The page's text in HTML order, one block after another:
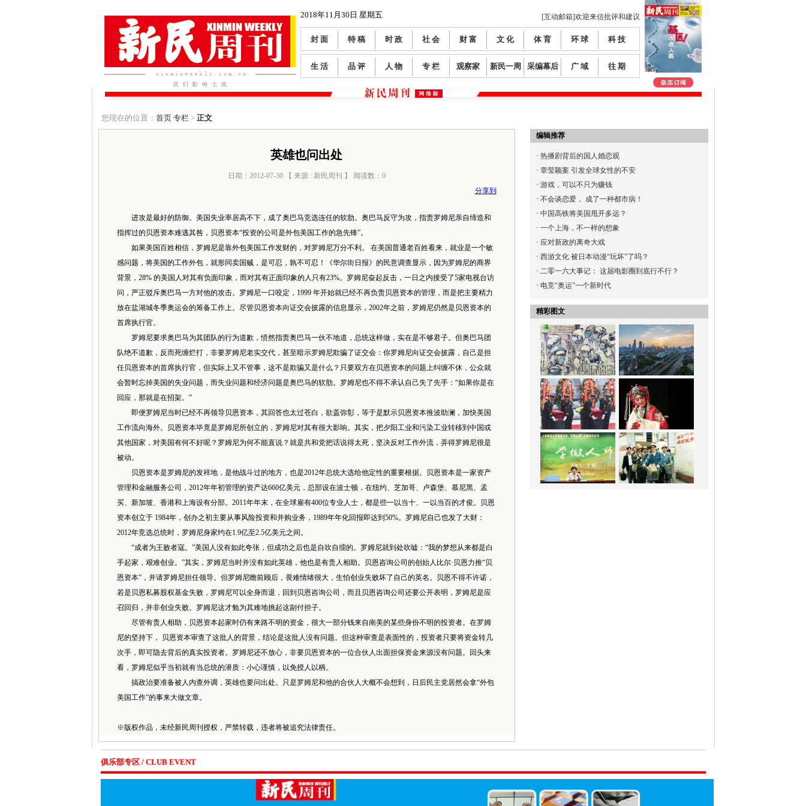
2018年11月30日 星期五 [互动邮箱]欢迎来信批评和建议
封 面 特 稿 时 政 社 会 财 富 文 化 体 育 环 球 科 技
生 活 品 评 人 物 专 栏 观察家 新民一周 采编幕后 广 域 往 期
您现在的位置： 首页 专栏> 正文
英雄也问出处
日期：2012-07-30 【 来源 : 新民周刊 】 阅读数： 0
分享到
进攻是最好的防御。美国失业率居高不下，成了奥巴马竞选连任的软肋。奥巴马反守为攻，指责罗姆尼亲自缔造和
指挥过的贝恩资本难逃其咎，贝恩资本“投资的公司是外包美国工作的急先锋”。
如果美国百姓相信，罗姆尼是靠外包美国工作发财的，对罗姆尼万分不利。 在美国普通老百姓看来，就业是一个敏
感问题，将美国的工作外包，就形同卖国贼，是可忍，孰不可忍！《华尔街日报》的民意调查显示，因为罗姆尼的商界
背景，28% 的美国人对其有负面印象，而对其有正面印象的人只有23%。罗姆尼奋起反击，一日之内接受了5家电视台访
问，严正驳斥奥巴马一方对他的攻击。罗姆尼一口咬定，1999 年开始就已经不再负责贝恩资本的管理，而是把主要精力
放在盐湖城冬季奥运会的筹备工作上。尽管贝恩资本向证交会披露的信息显示，2002年之前，罗姆尼仍然是贝恩资本的
首席执行官。
罗姆尼要求奥巴马为其团队的行为道歉，愤然指责奥巴马一伙不地道，总统这样做，实在是不够君子。但奥巴马团
队绝不道歉，反而死缠烂打，非要罗姆尼老实交代，甚至暗示罗姆尼欺骗了证交会：你罗姆尼向证交会披露，自己是担
任贝恩资本的首席执行官，但实际上又不管事，这不是欺骗又是什么？只要双方在贝恩资本的问题上纠缠不休，公众就
会暂时忘掉美国的失业问题，而失业问题和经济问题是奥巴马的软肋。罗姆尼也不得不承认自己失了先手：“如果你是在
回应，那就是在招架。”
即便罗姆尼当时已经不再领导贝恩资本，其回答也太过苍白，欲盖弥彰，等于是默示贝恩资本推波助澜，加快美国
工作流向海外。贝恩资本毕竟是罗姆尼所创立的，罗姆尼对其有很大影响。其实，把夕阳工业和污染工业转移到中国或
其他国家，对美国有何不好呢？罗姆尼为何不能直说？就是共和党把话说得太死，坚决反对工作外流，弄得罗姆尼很是
被动。
贝恩资本是罗姆尼的发祥地，是他战斗过的地方，也是2012年总统大选给他定性的重要根据。贝恩资本是一家资产
管理和金融服务公司，2012年年初管理的资产达660亿美元，总部设在波士顿，在纽约、芝加哥、卢森堡、慕尼黑、孟
买、新加坡、香港和上海设有分部。2011年年末，在全球雇有400位专业人士，都是些一以当十、一以当百的才俊。贝恩
资本创立于 1984年，创办之初主要从事风险投资和并购业务，1989年年化回报即达到50%。罗姆尼自己也发了大财：
2012年竞选总统时，罗姆尼身家约在1.9亿至2.5亿美元之间。
“成者为王败者寇。”美国人没有如此夸张，但成功之后也是自吹自擂的。罗姆尼就到处吹嘘：“我的梦想从来都是白
手起家，艰难创业。”其实，罗姆尼当时并没有如此英雄，他也是有贵人相助。贝恩咨询公司的创始人比尔·贝恩力推“贝
恩资本”，并请罗姆尼担任领导。但罗姆尼瞻前顾后，畏难情绪很大，生怕创业失败坏了自己的英名。贝恩不得不许诺，
若是贝恩私募股权基金失败，罗姆尼可以全身而退，回到贝恩咨询公司，而且贝恩咨询公司还要公开表明，罗姆尼是应
召回归，并非创业失败。罗姆尼这才勉为其难地挑起这副付担子。
尽管有贵人相助，贝恩资本起家时仍有来路不明的资金，很大一部分钱来自南美的某些身份不明的投资者。在罗姆
尼的坚持下， 贝恩资本审查了这批人的背景，结论是这批人没有问题。但这种审查是表面性的，投资者只要将资金转几
次手，即可隐去背后的真实投资者。罗姆尼还不放心，非要贝恩资本的一位合伙人出面担保资金来源没有问题。回头来
看，罗姆尼似乎当初就有当总统的潜质：小心谨慎，以免授人以柄。
搞政治要准备被人内查外调，英雄也要问出处。只是罗姆尼和他的合伙人大概不会想到，日后民主党居然会拿“外包
美国工作”的事来大做文章。
※版权作品，未经新民周刊授权，严禁转载，违者将被追究法律责任。
编辑推荐
· 热播剧背后的国人婚恋观
· 章莹颖案 引发全球女性的不安
· 游戏，可以不只为赚钱
· 不会谈恋爱， 成了一种都市病！
· 中国高铁将美国甩开多远？
· 一个上海，不一样的想象
· 应对新政的离奇大戏
· 西游文化 被日本动漫“玩坏”了吗？
· 二零一六大事记： 这届电影圈到底行不行？
· 电竞“奥运”一个新时代
精彩图文
俱乐部专区 / CLUB EVENT